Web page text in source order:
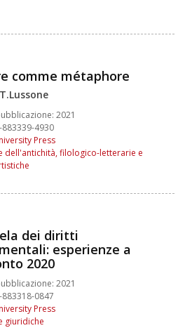
comme métaphore
2021
883339-4930
Press
dell'antichità, filologico-letterarie e
dei diritti
esperienze a
2020
2021
883318-0847
Press
giuridiche